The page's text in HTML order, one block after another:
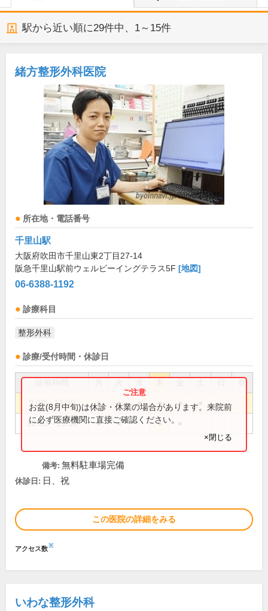
駅から近い順に29件中、 1～15件
緒方整形外科医院
所在地・電話番号
千里山駅
大阪府吹田市千里山東2丁目27-14
阪急千里山駅前ウェルビーイングテラス5F [地図]
06-6388-1192
診療科目
整形外科
診療/受付時間・休診日
祝
9:00～12:30 ● ● ● ● ●
16:00～19:00 ● ● ●
お盆(8月中旬)は休診・休業の場合があります。来院前
に必ず医療機関に直接ご確認ください。
×閉じる
備考: 無料駐車場完備
休診日: 日、祝
この医院の詳細をみる
アクセス数※
いわな整形外科